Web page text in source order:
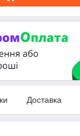
Доставка